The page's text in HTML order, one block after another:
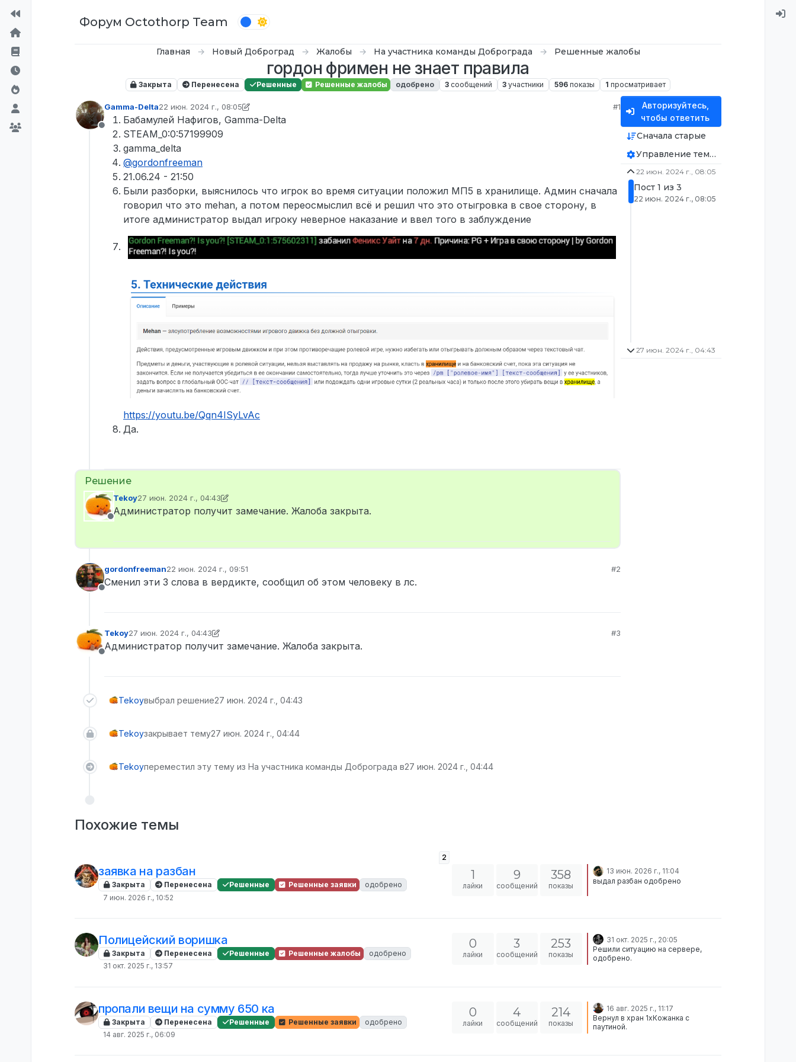
Форум Octothorp Team
Главная Новый Доброград Жалобы На участника команды Доброграда Решенные жалобы
гордон фримен не знает правила
Закрыта Перенесена Решенные Решенные жалобы одобрено 3 сообщений 3 участники 596 показы 1 просматривает
Не в сети
Gamma-Delta22 июн. 2024 г., 08:05
отредактировано Tekoy
#1
Бабамулей Нафигов, Gamma-Delta
STEAM_0:0:57199909
gamma_delta
@gordonfreeman
21.06.24 - 21:50
Были разборки, выяснилось что игрок во время ситуации положил МП5 в хранилище. Админ сначала
говорил что это mehan, а потом переосмыслил всё и решил что это отыгровка в свое сторону, в
итоге администратор выдал игроку неверное наказание и ввел того в заблуждение
https://youtu.be/Qqn4ISyLvAc
Да.
Не в сети
Tekoy27 июн. 2024 г., 04:43
отредактировано Tekoy
Администратор получит замечание. Жалоба закрыта.
Не в сети
gordonfreeman22 июн. 2024 г., 09:51
отредактировано
#2
Сменил эти 3 слова в вердикте, сообщил об этом человеку в лс.
Не в сети
Tekoy27 июн. 2024 г., 04:43
отредактировано Tekoy
#3
Администратор получит замечание. Жалоба закрыта.
Tekoyвыбрал решение27 июн. 2024 г., 04:43
Tekoyзакрывает тему27 июн. 2024 г., 04:44
Tekoyпереместил эту тему из На участника команды Доброграда в27 июн. 2024 г., 04:44
Авторизуйтесь,
чтобы ответить
Сначала старые
Управление темой
22 июн. 2024 г., 08:05
Пост 1 из 3
22 июн. 2024 г., 08:05
27 июн. 2024 г., 04:43
Похожие темы
заявка на разбан
Закрыта Перенесена Решенные Решенные заявки
одобрено
7 июн. 2026 г., 10:52
2
1
лайки
9
сообщений
358
показы
13 июн. 2026 г., 11:04
выдал разбан одобрено
Полицейский воришка
Закрыта Перенесена Решенные Решенные жалобы
одобрено
31 окт. 2025 г., 13:57
0
лайки
3
сообщений
253
показы
31 окт. 2025 г., 20:05
Решили ситуацию на сервере,
одобрено.
пропали вещи на сумму 650 ка
Закрыта Перенесена Решенные Решенные заявки
одобрено
14 авг. 2025 г., 06:09
0
лайки
4
сообщений
214
показы
16 авг. 2025 г., 11:17
Вернул в хран 1xКожанка с
паутиной.